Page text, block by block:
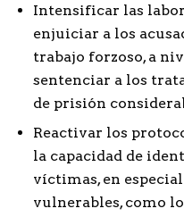
Intensificar las
enjuiciar a los
trabajo forzoso, a
sentenciar a los
de prisión
Reactivar los
la capacidad de
víctimas, en
vulnerables, como